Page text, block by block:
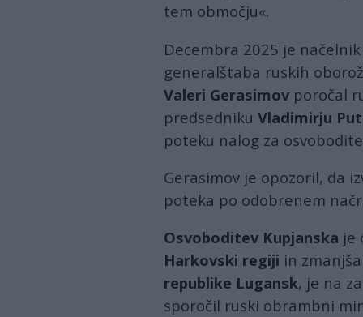
tem območju«.
Decembra 2025 je načelnik
generalštaba ruskih
Valeri Gerasimov poročal
predsedniku Vladimirju
poteku nalog za
Gerasimov je opozoril, da
poteka po odobrenem
Osvoboditev Kupjanska je
Harkovski regiji in
republike Lugansk, je na
sporočil ruski obrambni